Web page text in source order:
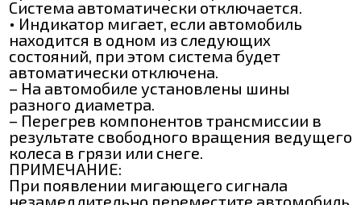
Система автоматически отключается.
• Индикатор мигает, если автомобиль
находится в одном из следующих
состояний, при этом система будет
автоматически отключена.
– На автомобиле установлены шины
разного диаметра.
– Перегрев компонентов трансмиссии в
результате свободного вращения ведущего
колеса в грязи или снеге.
ПРИМЕЧАНИЕ:
При появлении мигающего сигнала
незамедлительно переместите автомобиль